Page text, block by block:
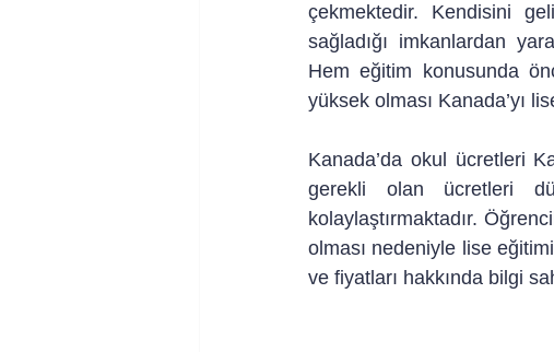
çekmektedir. Kendisini
sağladığı imkanlardan
Hem eğitim konusunda
yüksek olması Kanada’yı
Kanada’da okul ücretleri
gerekli olan ücretleri
kolaylaştırmaktadır.
olması nedeniyle lise
ve fiyatları hakkında bilgi